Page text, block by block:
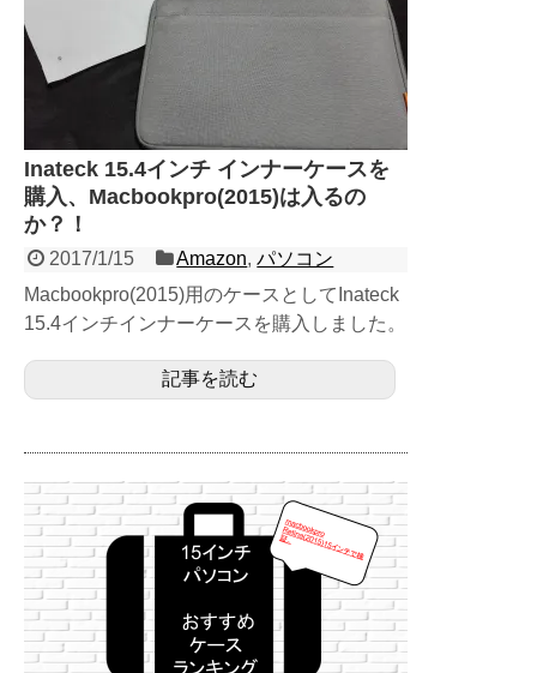
Inateck 15.4インチ インナーケースを
購入、Macbookpro(2015)は入るの
か？！
2017/1/15 Amazon,パソコン
Macbookpro(2015)用のケースとしてInateck
15.4インチインナーケースを購入しました。
記事を読む